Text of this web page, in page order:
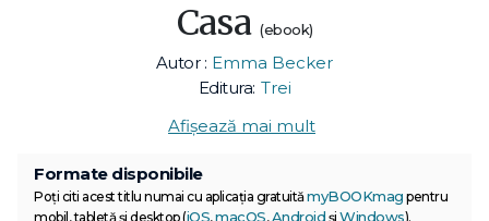
Casa (ebook)
Autor : Emma Becker
Editura: Trei
Afișează mai mult
Formate disponibile
Poți citi acest titlu numai cu aplicația gratuitămyBOOKmag pentru
mobil, tabletă și desktop (iOS,macOS,Android și Windows).